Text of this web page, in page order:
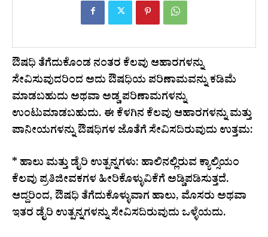
ಔಷಧಿ ತೆಗೆದುಕೊಂಡ ನಂತರ ಕೆಲವು ಆಹಾರಗಳನ್ನು
ಸೇವಿಸುವುದರಿಂದ ಅದು ಔಷಧಿಯ ಪರಿಣಾಮವನ್ನು ಕಡಿಮೆ
ಮಾಡಬಹುದು ಅಥವಾ ಅಡ್ಡ ಪರಿಣಾಮಗಳನ್ನು
ಉಂಟುಮಾಡಬಹುದು. ಈ ಕೆಳಗಿನ ಕೆಲವು ಆಹಾರಗಳನ್ನು ಮತ್ತು
ಪಾನೀಯಗಳನ್ನು ಔಷಧಿಗಳ ಜೊತೆಗೆ ಸೇವಿಸದಿರುವುದು ಉತ್ತಮ:
* ಹಾಲು ಮತ್ತು ಡೈರಿ ಉತ್ಪನ್ನಗಳು: ಹಾಲಿನಲ್ಲಿರುವ ಕ್ಯಾಲ್ಸಿಯಂ
ಕೆಲವು ಪ್ರತಿಜೀವಕಗಳ ಹೀರಿಕೊಳ್ಳುವಿಕೆಗೆ ಅಡ್ಡಿಪಡಿಸುತ್ತದೆ.
ಆದ್ದರಿಂದ, ಔಷಧಿ ತೆಗೆದುಕೊಳ್ಳುವಾಗ ಹಾಲು, ಮೊಸರು ಅಥವಾ
ಇತರ ಡೈರಿ ಉತ್ಪನ್ನಗಳನ್ನು ಸೇವಿಸದಿರುವುದು ಒಳ್ಳೆಯದು.